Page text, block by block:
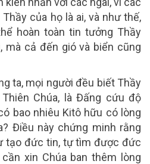
của họ là ai, và như thế,
hoàn toàn tin tưởng Thầy
mà cả đến gió và biển cũng
ta, mọi người đều biết Thầy
Chúa, là Đấng cứu độ
bao nhiêu Kitô hữu có lòng
Điều này chứng minh rằng
tạo đức tin, tự tìm được đức
xin Chúa ban thêm lòng